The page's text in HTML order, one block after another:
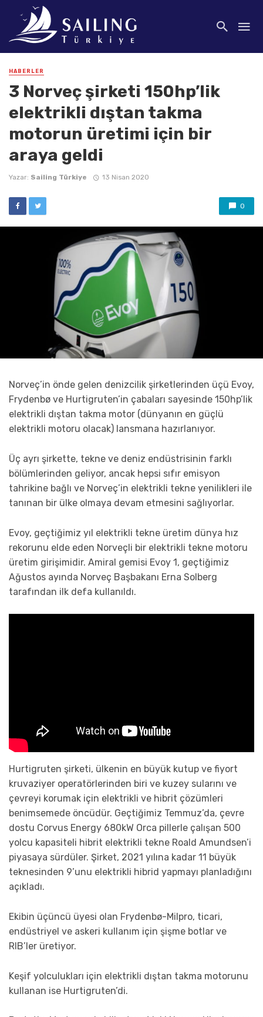
HABERLER
3 Norveç şirketi 150hp’lik
elektrikli dıştan takma
motorun üretimi için bir
araya geldi
Yazar: Sailing Türkiye 13 Nisan 2020
0
Norveç’in önde gelen denizcilik şirketlerinden üçü Evoy,
Frydenbø ve Hurtigruten’in çabaları sayesinde 150hp’lik
elektrikli dıştan takma motor (dünyanın en güçlü
elektrikli motoru olacak) lansmana hazırlanıyor.
Üç ayrı şirkette, tekne ve deniz endüstrisinin farklı
bölümlerinden geliyor, ancak hepsi sıfır emisyon
tahrikine bağlı ve Norveç’in elektrikli tekne yenilikleri ile
tanınan bir ülke olmaya devam etmesini sağlıyorlar.
Evoy, geçtiğimiz yıl elektrikli tekne üretim dünya hız
rekorunu elde eden Norveçli bir elektrikli tekne motoru
üretim girişimidir. Amiral gemisi Evoy 1, geçtiğimiz
Ağustos ayında Norveç Başbakanı Erna Solberg
tarafından ilk defa kullanıldı.
Hurtigruten şirketi, ülkenin en büyük kutup ve fiyort
kruvaziyer operatörlerinden biri ve kuzey sularını ve
çevreyi korumak için elektrikli ve hibrit çözümleri
benimsemede öncüdür. Geçtiğimiz Temmuz’da, çevre
dostu Corvus Energy 680kW Orca pillerle çalışan 500
yolcu kapasiteli hibrit elektrikli tekne Roald Amundsen’i
piyasaya sürdüler. Şirket, 2021 yılına kadar 11 büyük
teknesinden 9’unu elektrikli hibrid yapmayı planladığını
açıkladı.
Ekibin üçüncü üyesi olan Frydenbø-Milpro, ticari,
endüstriyel ve askeri kullanım için şişme botlar ve
RIB’ler üretiyor.
Keşif yolculukları için elektrikli dıştan takma motorunu
kullanan ise Hurtigruten’di.